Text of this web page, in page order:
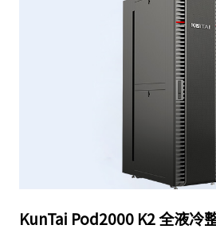
KunTai Pod2000 K2 全液冷